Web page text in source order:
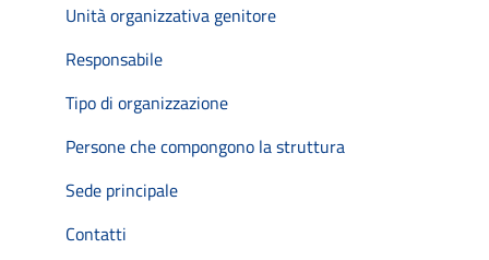
Unità organizzativa genitore
Responsabile
Tipo di organizzazione
Persone che compongono la struttura
Sede principale
Contatti